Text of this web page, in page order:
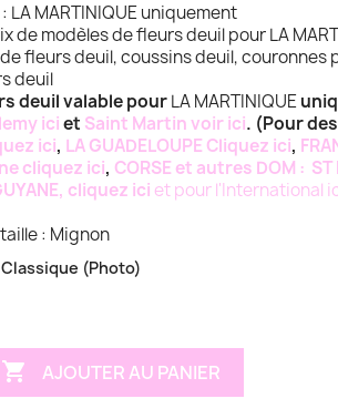
: LA MARTINIQUE uniquement
de modèles de fleurs deuil pour LA
fleurs deuil, coussins deuil, couronnes
deuil
deuil valable pourLA MARTINIQUE
iciet Saint Martin voir ici. (Pour
ici, LA GUADELOUPE Cliquez ici,
cliquez ici, CORSE et autres DOM : ST
cliquez ici et pour l'International
: Mignon
Classique (Photo)
 AJOUTER AU PANIER